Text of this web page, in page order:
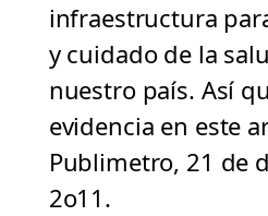
infraestructura
y cuidado de la
nuestro país. Así
evidencia en este
Publimetro, 21 de
2o11.